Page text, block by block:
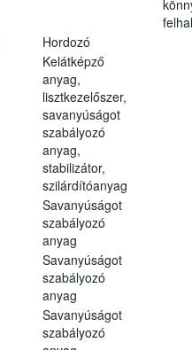
Hordozó
Kelátképző
anyag,
lisztkezelőszer,
savanyúságot
szabályozó
anyag,
stabilizátor,
szilárdítóanyag
Savanyúságot
szabályozó
anyag
Savanyúságot
szabályozó
anyag
Savanyúságot
szabályozó